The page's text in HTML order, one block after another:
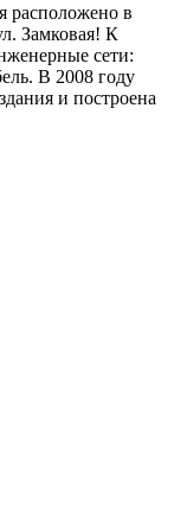
расположено в
Замковая! К
сети:
В 2008 году
и построена